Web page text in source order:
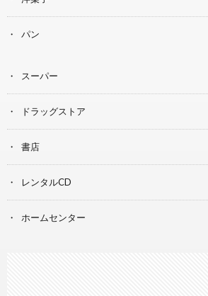
パン
スーパー
ドラッグストア
書店
レンタルCD
ホームセンター